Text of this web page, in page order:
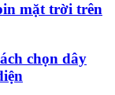
mặt trời trên
chọn dây